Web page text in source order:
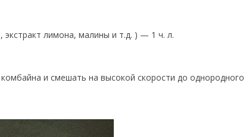
лимона, малины и т.д. ) — 1 ч. л.
и смешать на высокой скорости до однородного